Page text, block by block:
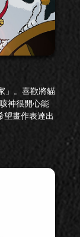
」。喜歡將貓
神很開心能
望畫作表達出